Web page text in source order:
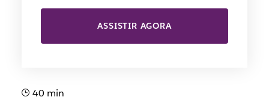
ASSISTIR AGORA
40 min